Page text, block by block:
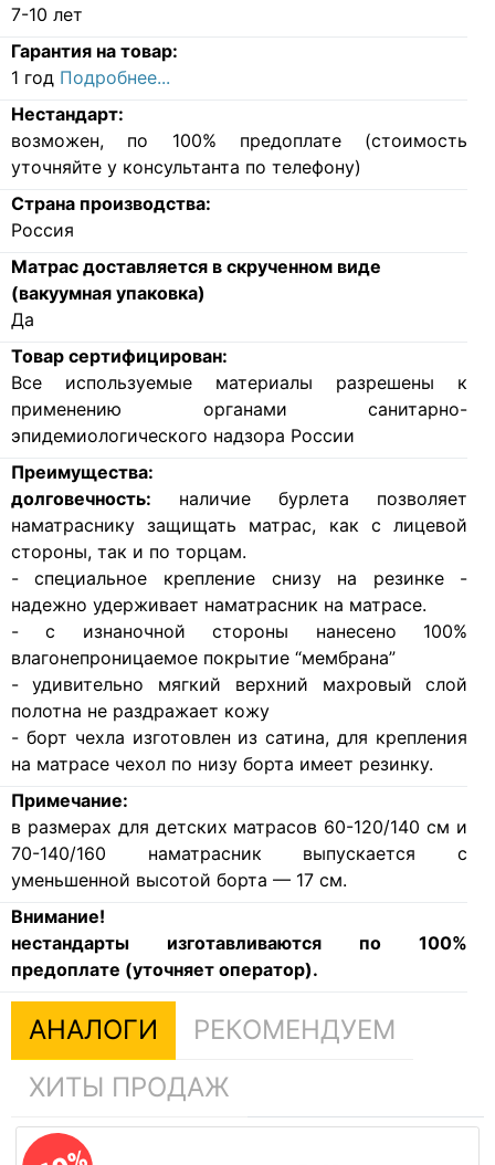
7-10 лет
Гарантия на товар:
1 год Подробнее...
Нестандарт:
возможен, по 100% предоплате (стоимость
уточняйте у консультанта по телефону)
Страна производства:
Россия
Матрас доставляется в скрученном виде
(вакуумная упаковка)
Да
Товар сертифицирован:
Все используемые материалы разрешены к
применению органами санитарно-
эпидемиологического надзора России
Преимущества:
долговечность:
наличие бурлета позволяет
наматраснику защищать матрас, как с лицевой
стороны, так и по торцам.
- специальное крепление снизу на резинке -
надежно удерживает наматрасник на матрасе.
- с изнаночной стороны нанесено 100%
влагонепроницаемое покрытие “мембрана”
- удивительно мягкий верхний махровый слой
полотна не раздражает кожу
- борт чехла изготовлен из сатина, для крепления
на матрасе чехол по низу борта имеет резинку.
Примечание:
в размерах для детских матрасов 60-120/140 см и
70-140/160 наматрасник выпускается с
уменьшенной высотой борта — 17 см.
Внимание!
нестандарты изготавливаются по 100%
предоплате (уточняет оператор).
АНАЛОГИ
РЕКОМЕНДУЕМ
ХИТЫ ПРОДАЖ
Наматрасник Орматек Golf - чехол (для матраса до